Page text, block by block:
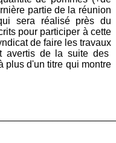
partie de la réunion
sera réalisé près du
pour participer à cette
de faire les travaux
avertis de la suite des
plus d'un titre qui montre